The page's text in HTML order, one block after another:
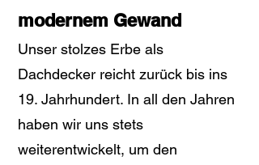
modernem Gewand
Unser stolzes Erbe als
Dachdecker reicht zurück bis ins
19. Jahrhundert. In all den Jahren
haben wir uns stets
weiterentwickelt, um den